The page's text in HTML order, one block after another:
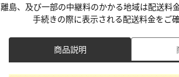
離島、及び一部の中継料のかかる地域は配送料
手続きの際に表示される配送料金をご
商品説明